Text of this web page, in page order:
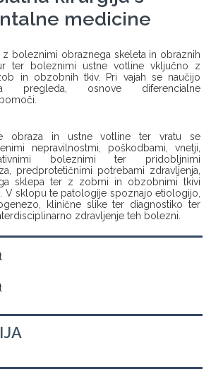
medicine
z boleznimi obraznega skeleta in obraznih
ter boleznimi ustne votline vključno z
in obzobnih tkiv. Pri vajah se naučijo
pregleda, osnove diferencialne
obraza in ustne votline ter vratu se
nepravilnostmi, poškodbami, vnetji,
boleznimi ter pridobljnimi
predprotetičnimi potrebami zdravljenja,
sklepa ter z zobmi in obzobnimi tkivi
sklopu te patologije spoznajo etiologijo,
klinične slike ter diagnostiko ter
zdravljenje teh bolezni.